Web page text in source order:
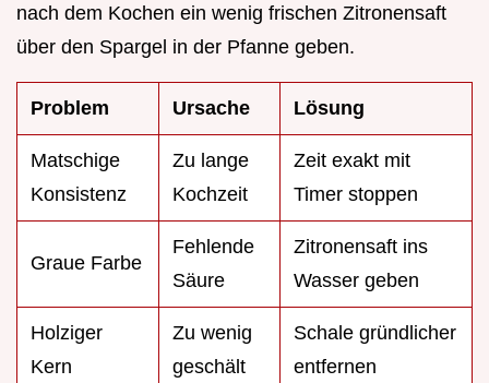
nach dem Kochen ein wenig frischen Zitronensaft
über den Spargel in der Pfanne geben.
Problem Ursache Lösung
Matschige
Konsistenz
Zu lange
Kochzeit
Zeit exakt mit
Timer stoppen
Graue Farbe
Fehlende
Säure
Zitronensaft ins
Wasser geben
Holziger
Kern
Zu wenig
geschält
Schale gründlicher
entfernen